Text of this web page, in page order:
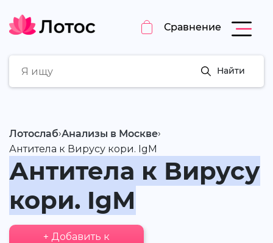
Сравнение
Найти
Лотослаб›Анализы в Москве›
Антитела к Вирусу кори. IgМ
Антитела к Вирусу
кори. IgМ
+ Добавить к